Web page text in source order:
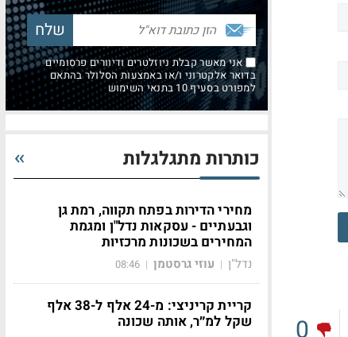
אני מאשר קבלת ניוזלטרים ודיוורים פרסומיים
בדואר אלקטרוני ו/או באמצעות הסלולר בהתאם
למפורט בסעיף 10 בתנאי השימוש
כותרות מתגלגלות
מחירי הדירות בפתח תקווה, רמת גן
וגבעתיים - עסקאות נדל"ן ומגמת
המחירים בשכונות מרכזיות
נדל"ן | עוזי גרסטמן |
08:46
קריית קריניצי: מ-24 אלף ל-38 אלף
שקל למ״ר, אותה שכונה